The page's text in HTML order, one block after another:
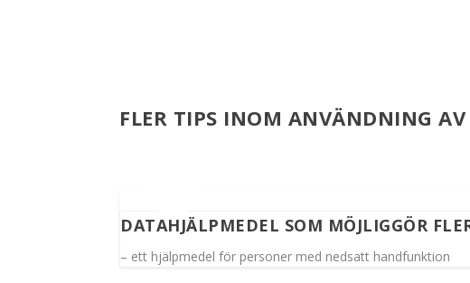
FLER TIPS INOM ANVÄNDNING
DATAHJÄLPMEDEL SOM MÖJLIGGÖR
– ett hjälpmedel för personer med nedsatt handfunktion